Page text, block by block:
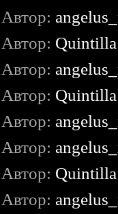
Quintilla
Quintilla
Quintilla